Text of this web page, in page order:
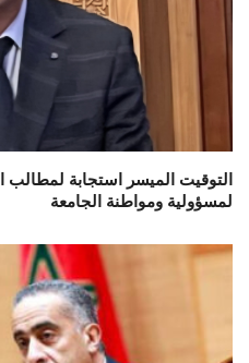
التوقيت الميسر استجابة لمطالب
لمسؤولية ومواطنة الجامعة